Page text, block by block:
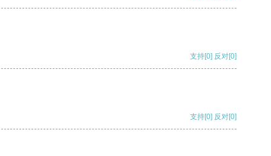
支持[0] 反对[0]
支持[0] 反对[0]